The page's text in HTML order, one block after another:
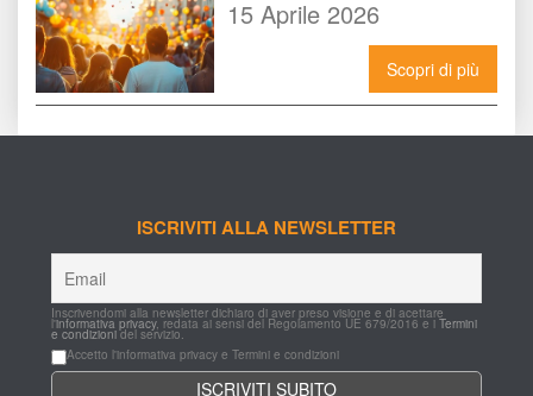
NON PERDERE E
COME VIVERLI AL
15 Aprile 2026
Scopri di più
ISCRIVITI ALLA NEWSLETTER
Inscrivendomi alla newsletter dichiaro di aver preso visione e di acettare
l'informativa privacy, redata ai sensi del Regolamento UE 679/2016 e i Termini
e condizioni del servizio.
Accetto l'informativa privacy e Termini e condizioni